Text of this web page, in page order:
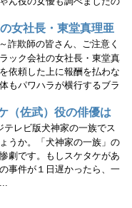
女社長・東堂真理亜
詐欺師の皆さん、ご注意く
ック会社の女社長・東堂真
依頼した上に報酬を払わな
もパワハラが横行するブラ
（佐武）役の俳優は
テレビ版犬神家の一族でス
うか。「犬神家の一族」の
劇です。もしスケタケがあ
事件が１日遅かったら、一